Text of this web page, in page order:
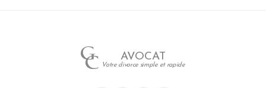
AVOCAT
Votre divorce simple et rapide